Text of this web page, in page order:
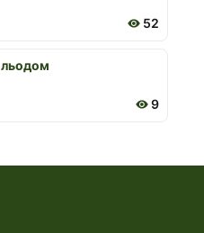
52
9
льодом